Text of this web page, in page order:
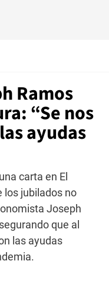
Ramos
“Se nos
ayudas
carta en El
los jubilados no
Joseph
que al
las ayudas